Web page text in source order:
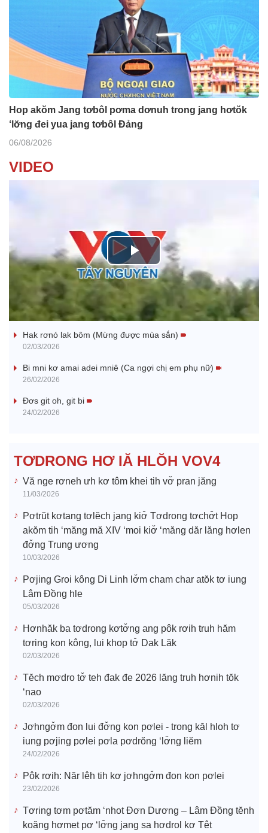
Hop akŏm Jang tơbôl pơma dơnuh trong jang hơtŏk
‘lơ̆ng đei yua jang tơbôl Đảng
06/08/2026
VIDEO
P
a
V
e
o
Nhớ bạn
Hak rơnó lak bôm (Mừng được mùa sắn)
02/03/2026
Bi mni kơ amai adei mniê (Ca ngợi chị em phụ nữ)
26/02/2026
Đơs git oh, git bi
24/02/2026
TƠDRONG HƠ IĂ HLŎH VOV4
Vă nge rơneh ưh kơ tôm khei tih vơ̆ pran jăng
11/03/2026
Pơtrŭt kơtang tơlĕch jang kiơ̆ Tơdrong tơchơ̆t Hop
akŏm tih ‘măng mă XIV ‘moi kiơ̆ ‘măng dăr lăng hơlen
đơ̆ng Trung ương
10/03/2026
Pơjing Groi kông Di Linh lơ̆m cham char atŏk tơ iung
Lâm Đồng hle
05/03/2026
Hơnhăk ba tơdrong kơtơ̆ng ang pôk rơih truh hăm
tơring kon kông, lui khop tơ̆ Dak Lăk
02/03/2026
Tĕch mơdro tơ̆ teh đak đe 2026 lăng truh hơnih tŏk
‘nao
02/03/2026
Jơhngơ̆m đon lui đơ̆ng kon pơlei - trong kăl hloh tơ
iung pơjing pơlei pơla pơdrŏng ‘lơ̆ng liĕm
24/02/2026
Pôk rơih: Năr lêh tih kơ jơhngơ̆m đon kon pơlei
23/02/2026
Tơring tơm pơtăm ‘nhot Đơn Dương – Lâm Đồng tĕnh
koăng hơmet pơ ‘lơ̆ng jang sa hơdrol kơ Têt